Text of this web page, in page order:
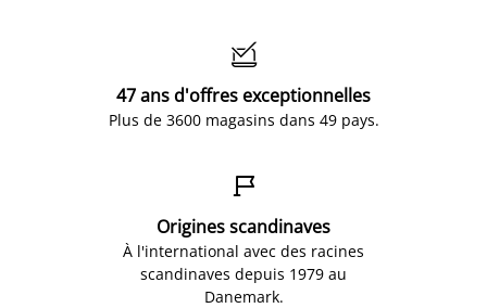

47 ans d'offres exceptionnelles
Plus de 3600 magasins dans 49 pays.

Origines scandinaves
À l'international avec des racines
scandinaves depuis 1979 au
Danemark.